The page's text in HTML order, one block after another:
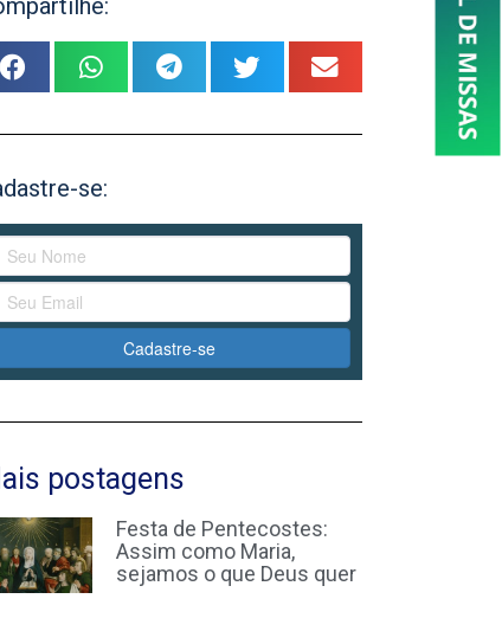
se:
Cadastre-se
postagens
Festa de Pentecostes:
Assim como Maria,
sejamos o que Deus quer